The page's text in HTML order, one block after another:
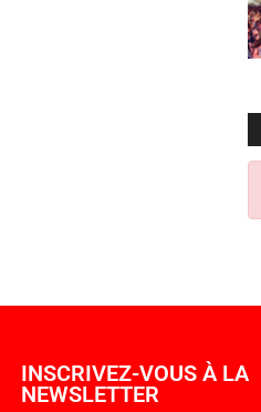
INSCRIVEZ-VOUS À LA
NEWSLETTER